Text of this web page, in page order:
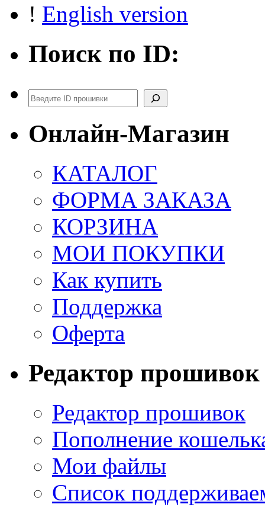
! English version
Поиск по ID:
Поиск
Онлайн-Магазин
КАТАЛОГ
ФОРМА ЗАКАЗА
КОРЗИНА
МОИ ПОКУПКИ
Как купить
Поддержка
Оферта
Редактор прошивок
Редактор прошивок
Пополнение
Мои файлы
Список